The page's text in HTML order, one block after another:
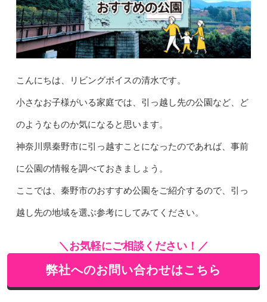
こんにちは、リビングボイスの清水です。
小さなお子様がいる家庭では、引っ越し先の公園など、ど
のようなものか気になると思います。
神奈川県秦野市に引っ越すことになったのであれば、事前
に公園の情報を調べておきましょう。
ここでは、秦野市のおすすめ公園をご紹介するので、引っ
越し先の地域を選ぶ参考にしてみてください。
＼お気軽にご相談ください！／
弊社へのお問い合わせはこちら